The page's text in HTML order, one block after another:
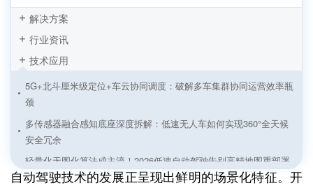
解决方案
行业资讯
技术应用
5G+北斗厘米级定位+车云协同调度：破解多车集群协同运营效率瓶
颈
多传感器融合感知底座深度拆解：低速无人车如何实现360°全天候
安全冗余
轻量化无图化算法成主流！2026低速自动驾驶告别高精地图重部署
痛点
自动驾驶技术的发展正呈现出鲜明的场景化特征。开